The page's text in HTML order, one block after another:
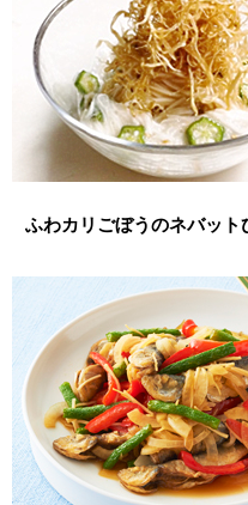
ふわカリごぼうのネバット